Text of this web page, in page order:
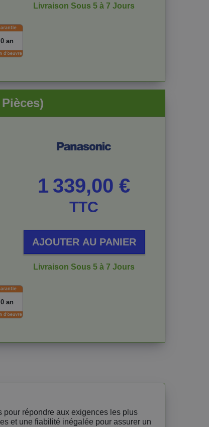
Livraison Sous 5 à 7 Jours
0 an
1 339,00 €
TTC
AJOUTER AU PANIER
Livraison Sous 5 à 7 Jours
0 an
répondre aux exigences les plus
et une fiabilité inégalée pour assurer un